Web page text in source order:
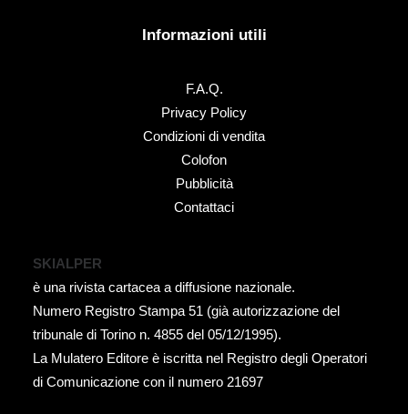
Informazioni utili
F.A.Q.
Privacy Policy
Condizioni di vendita
Colofon
Pubblicità
Contattaci
SKIALPER
è una rivista cartacea a diffusione nazionale.
Numero Registro Stampa 51 (già autorizzazione del
tribunale di Torino n. 4855 del 05/12/1995).
La Mulatero Editore è iscritta nel Registro degli Operatori
di Comunicazione con il numero 21697